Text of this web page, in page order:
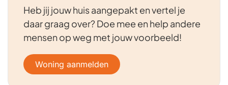
Heb jij jouw huis aangepakt en vertel je
daar graag over? Doe mee en help andere
mensen op weg met jouw voorbeeld!
Woning aanmelden